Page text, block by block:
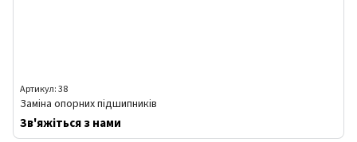
Артикул: 38
Заміна опорних підшипників
Зв'яжіться з нами